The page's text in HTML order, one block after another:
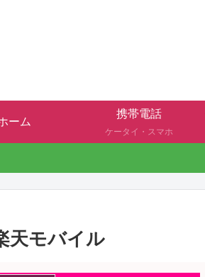
ーム
携帯電話
ケータイ・スマホ
天モバイル